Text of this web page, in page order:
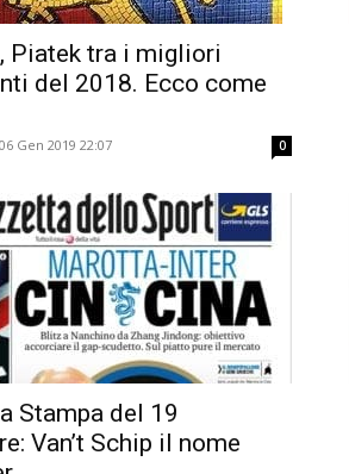
Piatek tra i migliori
del 2018. Ecco come
06 Gen 2019 22:07 0
Stampa del 19
Van’t Schip il nome